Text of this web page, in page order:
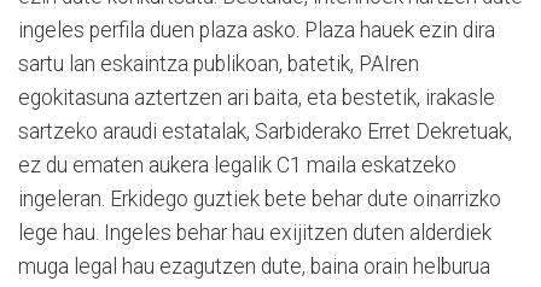
ingeles perfila duen plaza asko. Plaza hauek ezin dira
sartu lan eskaintza publikoan, batetik, PAIren
egokitasuna aztertzen ari baita, eta bestetik, irakasle
sartzeko araudi estatalak, Sarbiderako Erret Dekretuak,
ez du ematen aukera legalik C1 maila eskatzeko
ingeleran. Erkidego guztiek bete behar dute oinarrizko
lege hau. Ingeles behar hau exijitzen duten alderdiek
muga legal hau ezagutzen dute, baina orain helburua